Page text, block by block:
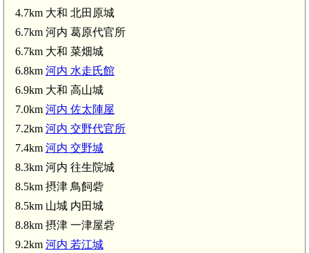
4.7km 大和 北田原城
6.7km 河内 葛原代官所
6.7km 大和 菜畑城
6.8km 河内 水走氏館
6.9km 大和 高山城
7.0km 河内 佐太陣屋
7.2km 河内 交野代官所
7.4km 河内 交野城
8.3km 河内 往生院城
8.5km 摂津 鳥飼砦
8.5km 山城 内田城
8.8km 摂津 一津屋砦
9.2km 河内 若江城